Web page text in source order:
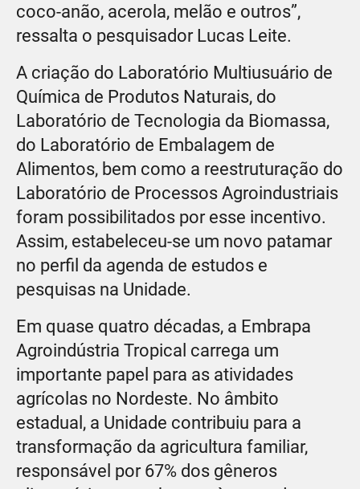
coco-anão, acerola, melão e outros”,
ressalta o pesquisador Lucas Leite.
A criação do Laboratório Multiusuário de
Química de Produtos Naturais, do
Laboratório de Tecnologia da Biomassa,
do Laboratório de Embalagem de
Alimentos, bem como a reestruturação do
Laboratório de Processos Agroindustriais
foram possibilitados por esse incentivo.
Assim, estabeleceu-se um novo patamar
no perfil da agenda de estudos e
pesquisas na Unidade.
Em quase quatro décadas, a Embrapa
Agroindústria Tropical carrega um
importante papel para as atividades
agrícolas no Nordeste. No âmbito
estadual, a Unidade contribuiu para a
transformação da agricultura familiar,
responsável por 67% dos gêneros